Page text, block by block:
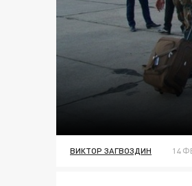
ВИКТОР ЗАГВОЗДИН 14